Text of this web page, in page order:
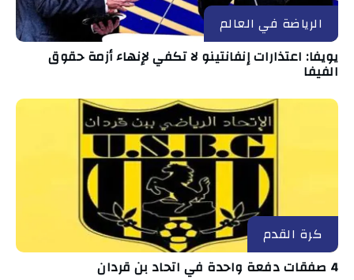
الرياضة في العالم
يويفا: اعتذارات إنفانتينو لا تكفي لإنهاء أزمة حقوق
الفيفا
كرة القدم
4 صفقات دفعة واحدة في اتحاد بن قردان